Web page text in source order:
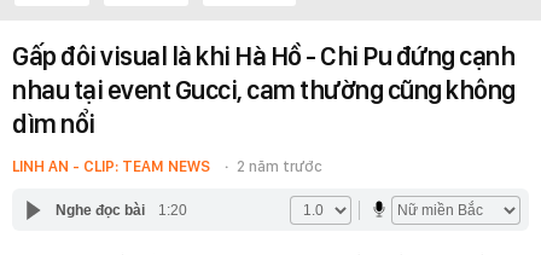
Gấp đôi visual là khi Hà Hồ - Chi Pu đứng cạnh
nhau tại event Gucci, cam thường cũng không
dìm nổi
LINH AN - CLIP: TEAM NEWS 2 năm trước
Nghe đọc bài 1:20